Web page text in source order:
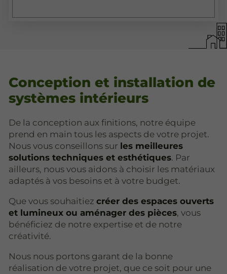
Conception et installation de
systèmes intérieurs
De la conception aux finitions, notre équipe
prend en main tous les aspects de votre projet.
Nous vous conseillons sur les meilleures
solutions techniques et esthétiques. Par
ailleurs, nous vous aidons à choisir les matériaux
adaptés à vos besoins et à votre budget.
Que vous souhaitiezcréer des espaces ouverts
et lumineux ou aménager des pièces, vous
bénéficiez de notre expertise et de notre
créativité.
Nous nous portons garant de la bonne
réalisation de votre projet, que ce soit pour une